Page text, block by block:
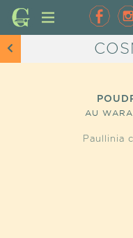
AU
Paullinia